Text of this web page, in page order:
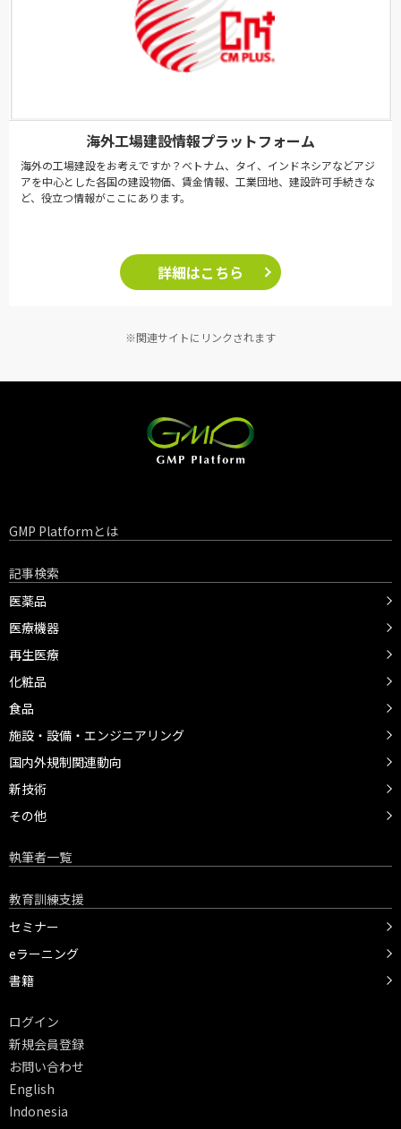
海外工場建設情報プラットフォーム
海外の工場建設をお考えですか？ベトナム、タイ、インドネシアなどアジ
アを中心とした各国の建設物価、賃金情報、工業団地、建設許可手続きな
ど、役立つ情報がここにあります。
詳細はこちら
※関連サイトにリンクされます
GMP Platformとは
記事検索
医薬品
医療機器
再生医療
化粧品
食品
施設・設備・エンジニアリング
国内外規制関連動向
新技術
その他
執筆者一覧
教育訓練支援
セミナー
eラーニング
書籍
ログイン
新規会員登録
お問い合わせ
English
Indonesia